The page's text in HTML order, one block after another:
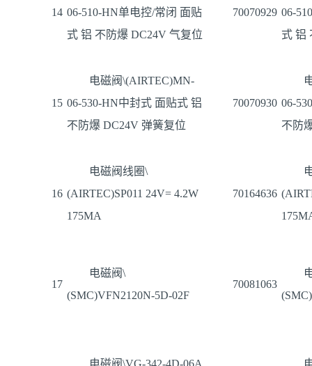
14 06-510-HN单电控/常闭 面贴
式 铝 不防爆 DC24V 气复位
70070929 06-
式 铝
15
电磁阀\(AIRTEC)MN-
06-530-HN中封式 面贴式 铝
不防爆 DC24V 弹簧复位
70070930 06-
不防
16
电磁阀线圈\
(AIRTEC)SP011 24V= 4.2W
175MA
70164636
17
电磁阀\
(SMC)VFN2120N-5D-02F
70081063
电磁阀\VG-342-4D-06A